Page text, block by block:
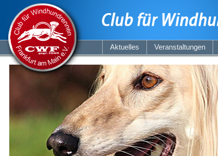
Aktuelles Veranstaltungen